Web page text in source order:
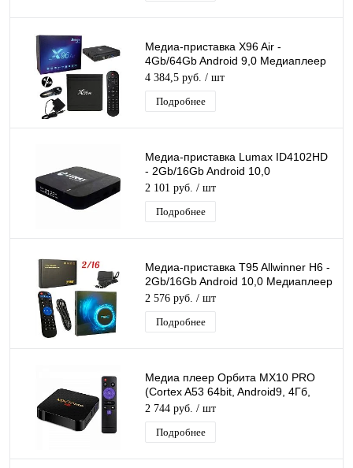
Медиа-приставка X96 Air -
4Gb/64Gb Android 9,0 Медиаплеер
Smart tv IPTV OTT приставка 4K HD
H.265
4 384,5 руб. / шт
Подробнее
Медиа-приставка Lumax ID4102HD
- 2Gb/16Gb Android 10,0
Медиаплеер Smart tv IPTV OTT
приставка 4K
2 101 руб. / шт
Подробнее
Медиа-приставка T95 Allwinner H6 -
2Gb/16Gb Android 10,0 Медиаплеер
Smart tv IPTV приставка 4K H.265
2 576 руб. / шт
Подробнее
Медиа плеер Орбита MX10 PRO
(Cortex A53 64bit, Android9, 4Гб,
Flash 32ГБ, Wi-Fi)/30
2 744 руб. / шт
Подробнее